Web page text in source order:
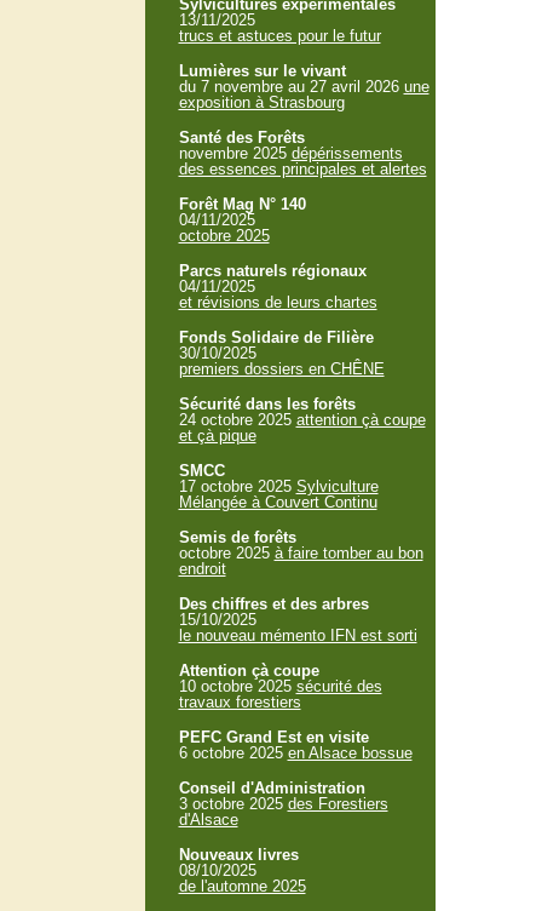
Sylvicultures expérimentales
13/11/2025
trucs et astuces pour le futur
Lumières sur le vivant
du 7 novembre au 27 avril 2026 une
exposition à Strasbourg
Santé des Forêts
novembre 2025 dépérissements
des essences principales et alertes
Forêt Mag N° 140
04/11/2025
octobre 2025
Parcs naturels régionaux
04/11/2025
et révisions de leurs chartes
Fonds Solidaire de Filière
30/10/2025
premiers dossiers en CHÊNE
Sécurité dans les forêts
24 octobre 2025 attention çà coupe
et çà pique
SMCC
17 octobre 2025 Sylviculture
Mélangée à Couvert Continu
Semis de forêts
octobre 2025 à faire tomber au bon
endroit
Des chiffres et des arbres
15/10/2025
le nouveau mémento IFN est sorti
Attention çà coupe
10 octobre 2025 sécurité des
travaux forestiers
PEFC Grand Est en visite
6 octobre 2025 en Alsace bossue
Conseil d'Administration
3 octobre 2025 des Forestiers
d'Alsace
Nouveaux livres
08/10/2025
de l'automne 2025